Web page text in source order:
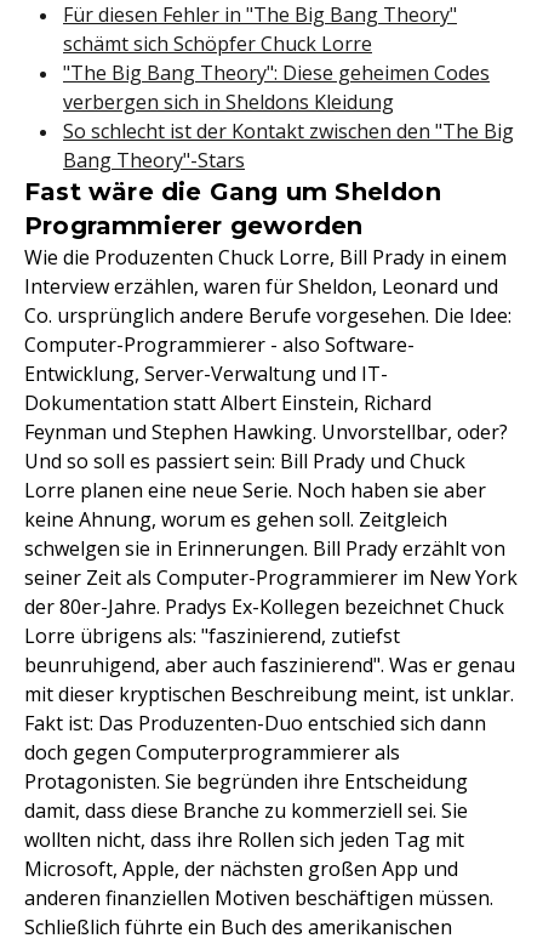
Für diesen Fehler in "The Big Bang Theory"
schämt sich Schöpfer Chuck Lorre
"The Big Bang Theory": Diese geheimen Codes
verbergen sich in Sheldons Kleidung
So schlecht ist der Kontakt zwischen den "The Big
Bang Theory"-Stars
Fast wäre die Gang um Sheldon
Programmierer geworden
Wie die Produzenten Chuck Lorre, Bill Prady in einem
Interview erzählen, waren für Sheldon, Leonard und
Co. ursprünglich andere Berufe vorgesehen. Die Idee:
Computer-Programmierer - also Software-
Entwicklung, Server-Verwaltung und IT-
Dokumentation statt Albert Einstein, Richard
Feynman und Stephen Hawking. Unvorstellbar, oder?
Und so soll es passiert sein: Bill Prady und Chuck
Lorre planen eine neue Serie. Noch haben sie aber
keine Ahnung, worum es gehen soll. Zeitgleich
schwelgen sie in Erinnerungen. Bill Prady erzählt von
seiner Zeit als Computer-Programmierer im New York
der 80er-Jahre. Pradys Ex-Kollegen bezeichnet Chuck
Lorre übrigens als: "faszinierend, zutiefst
beunruhigend, aber auch faszinierend". Was er genau
mit dieser kryptischen Beschreibung meint, ist unklar.
Fakt ist: Das Produzenten-Duo entschied sich dann
doch gegen Computerprogrammierer als
Protagonisten. Sie begründen ihre Entscheidung
damit, dass diese Branche zu kommerziell sei. Sie
wollten nicht, dass ihre Rollen sich jeden Tag mit
Microsoft, Apple, der nächsten großen App und
anderen finanziellen Motiven beschäftigen müssen.
Schließlich führte ein Buch des amerikanischen